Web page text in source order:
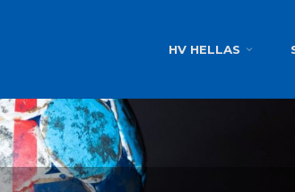
AMBITIE
HV HELLAS